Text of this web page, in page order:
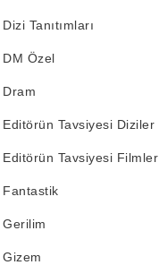
Dizi Tanıtımları
DM Özel
Dram
Editörün Tavsiyesi Diziler
Editörün Tavsiyesi Filmler
Fantastik
Gerilim
Gizem